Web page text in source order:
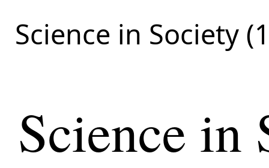
Science in Society
Science in